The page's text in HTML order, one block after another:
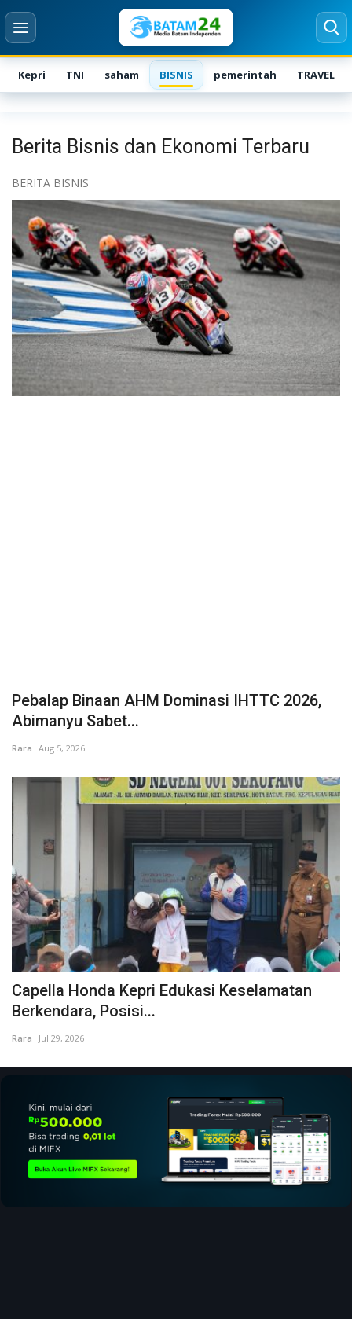
Kepri TNI saham BISNIS pemerintah TRAVEL
Login Register
Karir
Kontak
BATAM
NASIONAL
Kepri
BISNIS
Berita Bisnis dan Ekonomi Terbaru
BERITA BISNIS
Pebalap Binaan AHM Dominasi IHTTC 2026,
Abimanyu Sabet...
Rara Aug 5, 2026
Capella Honda Kepri Edukasi Keselamatan
Berkendara, Posisi...
Rara Jul 29, 2026